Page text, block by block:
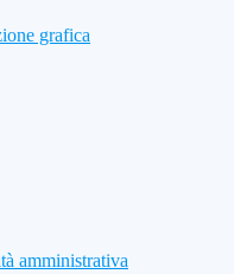
grafica
amministrativa